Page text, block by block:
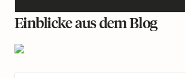
Einblicke aus dem Blog